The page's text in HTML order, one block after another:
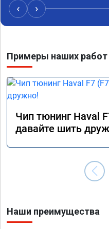
рекомендую данных ребят.
‹ ›
Примеры наших работ
Чип тюнинг Haval
давайте шить
Наши преимущества